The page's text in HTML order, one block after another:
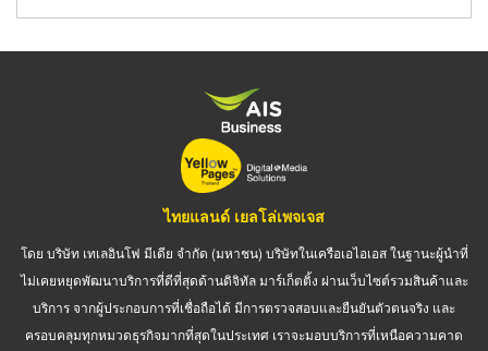
ไทยแลนด์ เยลโล่เพจเจส
โดย บริษัท เทเลอินโฟ มีเดีย จำกัด (มหาชน) บริษัทในเครือเอไอเอส ในฐานะผู้นำที่
ไม่เคยหยุดพัฒนาบริการที่ดีที่สุดด้านดิจิทัล มาร์เก็ตติ้ง ผ่านเว็บไซต์รวมสินค้าและ
บริการ จากผู้ประกอบการที่เชื่อถือได้ มีการตรวจสอบและยืนยันตัวตนจริง และ
ครอบคลุมทุกหมวดธุรกิจมากที่สุดในประเทศ เราจะมอบบริการที่เหนือความคาด